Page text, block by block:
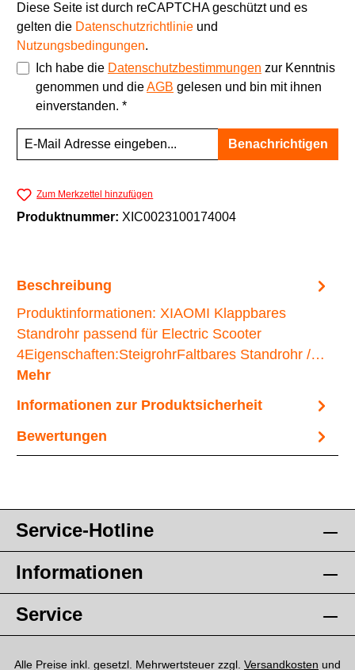
Diese Seite ist durch reCAPTCHA geschützt und es
gelten die Datenschutzrichtlinie und
Nutzungsbedingungen.
Ich habe die Datenschutzbestimmungen zur Kenntnis
genommen und dieAGB gelesen und bin mit ihnen
einverstanden. *
Benachrichtigen
Zum Merkzettel hinzufügen
Produktnummer: XIC0023100174004
Beschreibung
Produktinformationen: XIAOMI Klappbares
Standrohr passend für Electric Scooter
4Eigenschaften:SteigrohrFaltbares Standrohr /…
Mehr
Informationen zur Produktsicherheit
Bewertungen
Service-Hotline
Informationen
Service
Alle Preise inkl. gesetzl. Mehrwertsteuer zzgl. Versandkosten und